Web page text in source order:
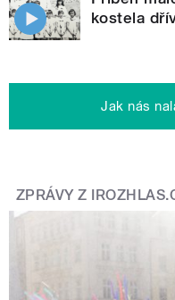
kostela
Jak nás
ZPRÁVY Z